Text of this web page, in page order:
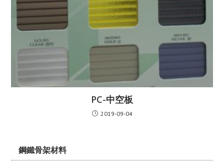
PC-中空板
2019-09-04
鋼鐵骨架材料